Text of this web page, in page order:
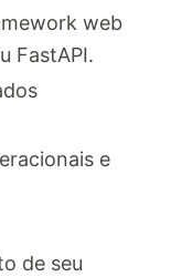
web
FastAPI.
e
de seu